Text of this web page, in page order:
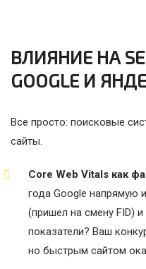
ВЛИЯНИЕ НА
GOOGLE И
Все просто: поисковые
сайты.
Core Web Vitals как
года Google напрямую
(пришел на смену FID)
показатели? Ваш
но быстрым сайтом